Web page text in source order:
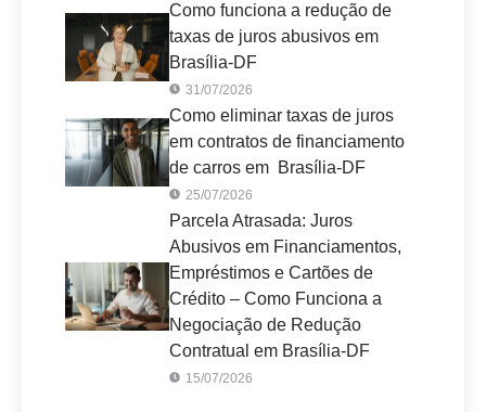
Como funciona a redução de
taxas de juros abusivos em
Brasília-DF
31/07/2026
Como eliminar taxas de juros
em contratos de financiamento
de carros em Brasília-DF
25/07/2026
Parcela Atrasada: Juros
Abusivos em Financiamentos,
Empréstimos e Cartões de
Crédito – Como Funciona a
Negociação de Redução
Contratual em Brasília-DF
15/07/2026